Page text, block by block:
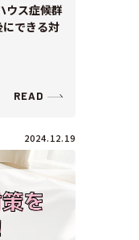
ウス症候群
できる対
READ
2024.12.19